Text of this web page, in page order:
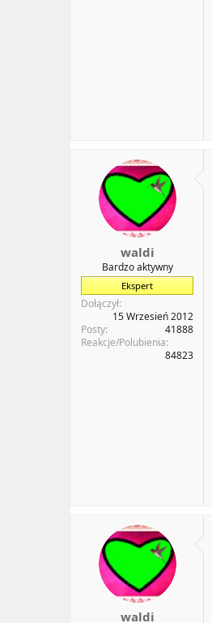
waldi
Bardzo aktywny
Ekspert
Dołączył
15 Wrzesień 2012
Posty
41888
Reakcje/Polubienia
84823
waldi